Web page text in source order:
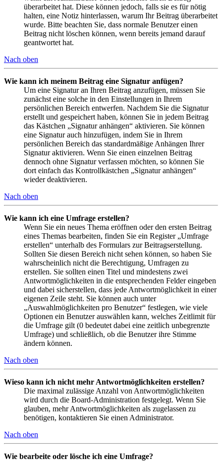
überarbeitet hat. Diese können jedoch, falls sie es für nötig
halten, eine Notiz hinterlassen, warum Ihr Beitrag überarbeitet
wurde. Bitte beachten Sie, dass normale Benutzer einen
Beitrag nicht löschen können, wenn bereits jemand darauf
geantwortet hat.
Nach oben
Wie kann ich meinem Beitrag eine Signatur anfügen?
Um eine Signatur an Ihren Beitrag anzufügen, müssen Sie
zunächst eine solche in den Einstellungen in Ihrem
persönlichen Bereich entwerfen. Nachdem Sie die Signatur
erstellt und gespeichert haben, können Sie in jedem Beitrag
das Kästchen „Signatur anhängen“ aktivieren. Sie können
eine Signatur auch hinzufügen, indem Sie in Ihrem
persönlichen Bereich das standardmäßige Anhängen Ihrer
Signatur aktivieren. Wenn Sie einen einzelnen Beitrag
dennoch ohne Signatur verfassen möchten, so können Sie
dort einfach das Kontrollkästchen „Signatur anhängen“
wieder deaktivieren.
Nach oben
Wie kann ich eine Umfrage erstellen?
Wenn Sie ein neues Thema eröffnen oder den ersten Beitrag
eines Themas bearbeiten, finden Sie ein Register „Umfrage
erstellen“ unterhalb des Formulars zur Beitragserstellung.
Sollten Sie diesen Bereich nicht sehen können, so haben Sie
wahrscheinlich nicht die Berechtigung, Umfragen zu
erstellen. Sie sollten einen Titel und mindestens zwei
Antwortmöglichkeiten in die entsprechenden Felder eingeben
und dabei sicherstellen, dass jede Antwortmöglichkeit in einer
eigenen Zeile steht. Sie können auch unter
„Auswahlmöglichkeiten pro Benutzer“ festlegen, wie viele
Optionen ein Benutzer auswählen kann, welches Zeitlimit für
die Umfrage gilt (0 bedeutet dabei eine zeitlich unbegrenzte
Umfrage) und schließlich, ob die Benutzer ihre Stimme
ändern können.
Nach oben
Wieso kann ich nicht mehr Antwortmöglichkeiten erstellen?
Die maximal zulässige Anzahl von Antwortmöglichkeiten
wird durch die Board-Administration festgelegt. Wenn Sie
glauben, mehr Antwortmöglichkeiten als zugelassen zu
benötigen, kontaktieren Sie einen Administrator.
Nach oben
Wie bearbeite oder lösche ich eine Umfrage?